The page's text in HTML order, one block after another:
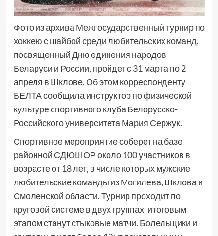
Фото из архива Межгосударственный турнир по
хоккею с шайбой среди любительских команд,
посвященный Дню единения народов
Беларуси и России, пройдет с 31 марта по 2
апреля в Шклове. Об этом корреспонденту
БЕЛТА сообщила инструктор по физической
культуре спортивного клуба Белорусско-
Российского университета Мария Сержук.
Спортивное мероприятие соберет на базе
районной СДЮШОР около 100 участников в
возрасте от 18 лет, в числе которых мужские
любительские команды из Могилева, Шклова и
Смоленской области. Турнир проходит по
круговой системе в двух группах, итоговым
этапом станут стыковые матчи. Болельщики и